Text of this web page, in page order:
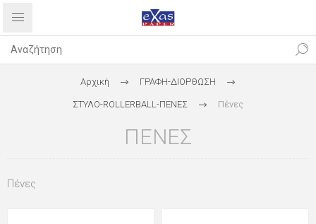
Αρχική ΓΡΑΦΗ-ΔΙΟΡΘΩΣΗ
ΣΤΥΛΟ-ROLLERBALL-ΠΕΝΕΣ Πένες
ΠΈΝΕΣ
Πένες